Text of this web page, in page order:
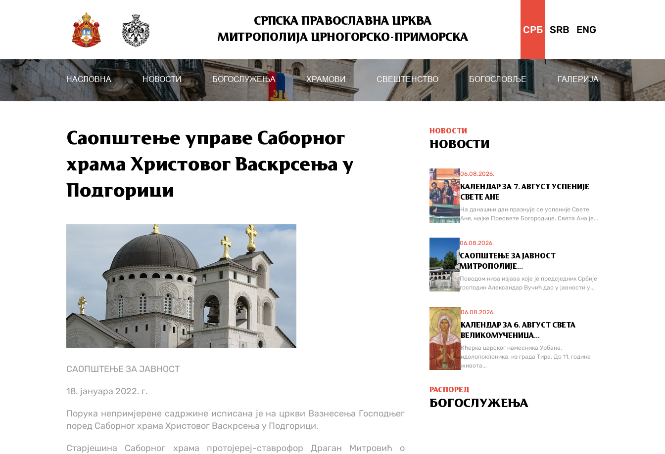
СРПСКА ПРАВОСЛАВНА ЦРКВА
МИТРОПОЛИЈА ЦРНОГОРСКО-ПРИМОРСКА
СРБ SRB ENG
НАСЛОВНА НОВОСТИ БОГОСЛУЖЕЊА ХРАМОВИ СВЕШТЕНСТВО БОГОСЛОВЉЕ ГАЛЕРИЈА
Саопштење управе Саборног
храма Христовог Васкрсења у
Подгорици
САОПШТЕЊЕ ЗА ЈАВНОСТ
18. јануара 2022. г.
Порука непримјерене садржине исписана је на цркви Вазнесења Господњег
поред Саборног храма Христовог Васкрсења у Подгорици.
Старјешина Саборног храма протојереј-ставрофор Драган Митровић о
НОВОСТИ
НОВОСТИ
06.08.2026.
КАЛЕНДАР ЗА 7. АВГУСТ УСПЕНИЈЕ
СВЕТЕ АНЕ
На данашњи дан празнује се успеније Свете
Ане, мајке Пресвете Богородице. Света Ана је...
06.08.2026.
САОПШТЕЊЕ ЗА ЈАВНОСТ
МИТРОПОЛИЈЕ...
Поводом низа изјава које је предсједник Србије
господин Александар Вучић дао у јавности у...
06.08.2026.
КАЛЕНДАР ЗА 6. АВГУСТ СВЕТА
ВЕЛИКОМУЧЕНИЦА...
Кћерка царског намесника Урбана,
идолопоклоника, из града Тира. До 11. године
живота...
РАСПОРЕД
БОГОСЛУЖЕЊА